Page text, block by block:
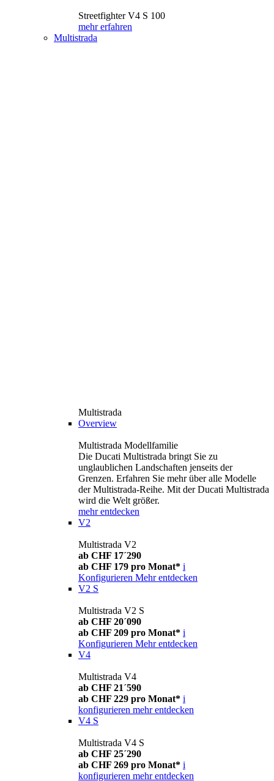
Streetfighter V4 S 100
mehr erfahren
Multistrada
Multistrada
Overview
Multistrada Modellfamilie
Die Ducati Multistrada bringt Sie zu
unglaublichen Landschaften jenseits der
Grenzen. Erfahren Sie mehr über alle Modelle
der Multistrada-Reihe. Mit der Ducati Multistrada
wird die Welt größer.
mehr entdecken
V2
Multistrada V2
ab CHF 17´290
ab CHF 179 pro Monat* i
Konfigurieren Mehr entdecken
V2 S
Multistrada V2 S
ab CHF 20´090
ab CHF 209 pro Monat* i
Konfigurieren Mehr entdecken
V4
Multistrada V4
ab CHF 21´590
ab CHF 229 pro Monat* i
konfigurieren mehr entdecken
V4 S
Multistrada V4 S
ab CHF 25´290
ab CHF 269 pro Monat* i
konfigurieren mehr entdecken